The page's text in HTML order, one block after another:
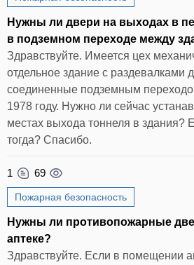
Нужны ли двери на выходах в
в подземном переходе между
Здравствуйте. Имеется цех
отдельное здание с раздевалками
соединенные подземным
1978 году. Нужно ли сейчас
местах выхода тоннеля в здания?
тогда? Спасибо.
1 69
Пожарная безопасность
Нужны ли противопожарные
аптеке?
Здравствуйте. Если в помещении